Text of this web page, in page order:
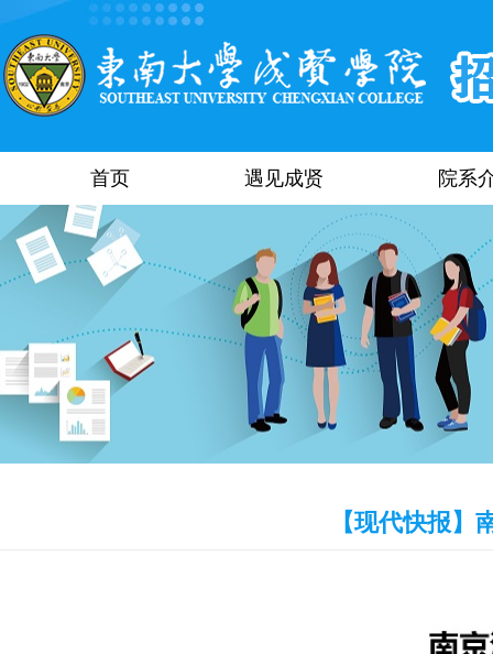
首页 遇见成贤 院系
【现代快报